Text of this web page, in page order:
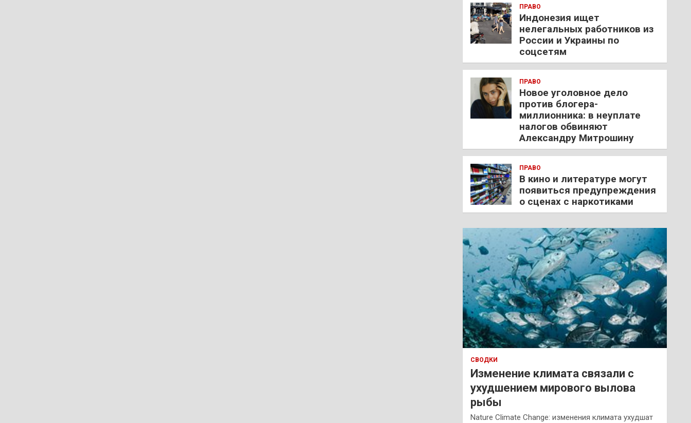
ПРАВО
Индонезия ищет
нелегальных работников из
России и Украины по
соцсетям
ПРАВО
Новое уголовное дело
против блогера-
миллионника: в неуплате
налогов обвиняют
Александру Митрошину
ПРАВО
В кино и литературе могут
появиться предупреждения
о сценах с наркотиками
СВОДКИ
Изменение климата связали с
ухудшением мирового вылова
рыбы
Nature Climate Change: изменения климата ухудшат